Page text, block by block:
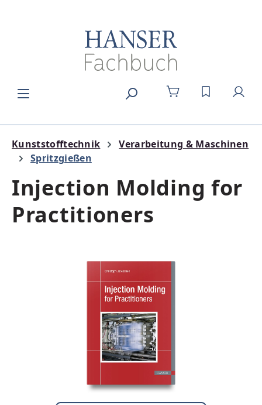
DU HAST 0
Kunststofftechnik
Verarbeitung & Maschinen
Spritzgießen
Injection Molding for
Practitioners
Bildergalerie überspringen